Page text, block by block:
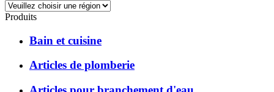
Produits
Bain et cuisine
Articles de plomberie